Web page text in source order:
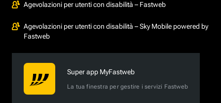
Agevolazioni per utenti con disabilità – Fastweb
Agevolazioni per utenti con disabilità – Sky Mobile powered by
Fastweb
Super app MyFastweb
La tua finestra per gestire i servizi Fastweb